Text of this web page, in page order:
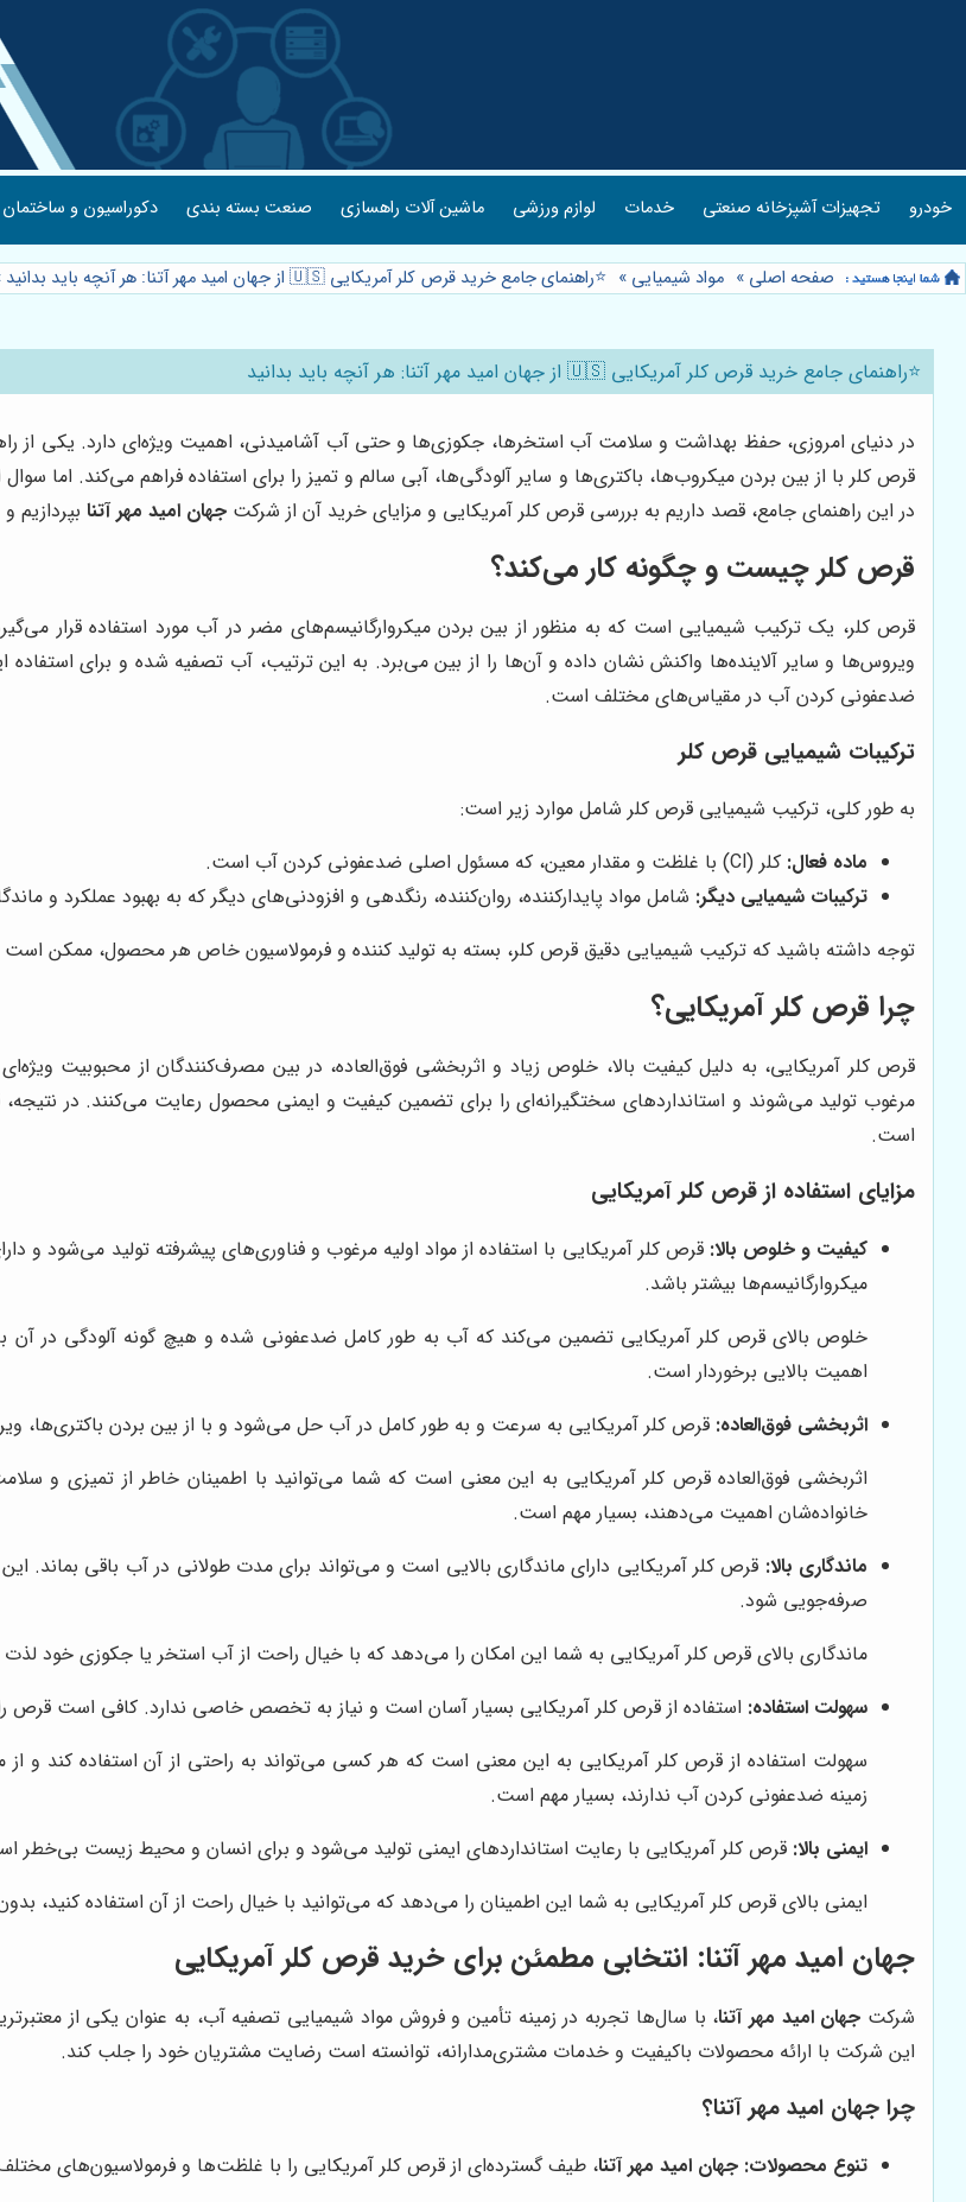
خودرو تجهیزات آشپزخانه صنعتی خدمات لوازم ورزشی ماشین آلات راهسازی صنعت بسته بندی دکوراسیون و ساختمان
صفحه اصلی » مواد شیمیایی » ⭐️راهنمای جامع خرید قرص کلر آمریکایی 🇺🇸 از جهان امید مهر آتنا: هر آنچه باید بدانید
⭐️راهنمای جامع خرید قرص کلر آمریکایی 🇺🇸 از جهان امید مهر آتنا: هر آنچه باید بدانید
در دنیای امروزی، حفظ بهداشت و سلامت آب استخرها، جکوزی‌ها و حتی آب آشامیدنی، اهمیت ویژه‌ای دارد. یکی از
قرص کلر با از بین بردن میکروب‌ها، باکتری‌ها و سایر آلودگی‌ها، آبی سالم و تمیز را برای استفاده فراهم می‌کند. اما
در این راهنمای جامع، قصد داریم به بررسی قرص کلر آمریکایی و مزایای خرید آن از شرکت جهان امید مهر آتنابپردازیم
قرص کلر چیست و چگونه کار می‌کند؟
قرص کلر، یک ترکیب شیمیایی است که به منظور از بین بردن میکروارگانیسم‌های مضر در آب مورد استفاده قرار
ویروس‌ها و سایر آلاینده‌ها واکنش نشان داده و آن‌ها را از بین می‌برد. به این ترتیب، آب تصفیه شده و برای
ضدعفونی کردن آب در مقیاس‌های مختلف است.
ترکیبات شیمیایی قرص کلر
به طور کلی، ترکیب شیمیایی قرص کلر شامل موارد زیر است:
ماده فعال: کلر (Cl) با غلظت و مقدار معین، که مسئول اصلی ضدعفونی کردن آب است.
ترکیبات شیمیایی دیگر: شامل مواد پایدار‌کننده، روان‌کننده، رنگدهی و افزودنی‌های دیگر که به بهبود عملکرد و
توجه داشته باشید که ترکیب شیمیایی دقیق قرص کلر، بسته به تولید کننده و فرمولاسیون خاص هر محصول، ممکن
چرا قرص کلر آمریکایی؟
قرص کلر آمریکایی، به دلیل کیفیت بالا، خلوص زیاد و اثربخشی فوق‌العاده، در بین مصرف‌کنندگان از محبوبیت
مرغوب تولید می‌شوند و استانداردهای سختگیرانه‌ای را برای تضمین کیفیت و ایمنی محصول رعایت می‌کنند. در
است.
مزایای استفاده از قرص کلر آمریکایی
کیفیت و خلوص بالا: قرص کلر آمریکایی با استفاده از مواد اولیه مرغوب و فناوری‌های پیشرفته تولید می‌شود
میکروارگانیسم‌ها بیشتر باشد.
خلوص بالای قرص کلر آمریکایی تضمین می‌کند که آب به طور کامل ضدعفونی شده و هیچ گونه آلودگی در آن
اهمیت بالایی برخوردار است.
اثربخشی فوق‌العاده: قرص کلر آمریکایی به سرعت و به طور کامل در آب حل می‌شود و با از بین بردن باکتری‌ها،
اثربخشی فوق‌العاده قرص کلر آمریکایی به این معنی است که شما می‌توانید با اطمینان خاطر از تمیزی و
خانواده‌شان اهمیت می‌دهند، بسیار مهم است.
ماندگاری بالا: قرص کلر آمریکایی دارای ماندگاری بالایی است و می‌تواند برای مدت طولانی در آب باقی
صرفه‌جویی شود.
ماندگاری بالای قرص کلر آمریکایی به شما این امکان را می‌دهد که با خیال راحت از آب استخر یا جکوزی خود
سهولت استفاده: استفاده از قرص کلر آمریکایی بسیار آسان است و نیاز به تخصص خاصی ندارد. کافی است قرص
سهولت استفاده از قرص کلر آمریکایی به این معنی است که هر کسی می‌تواند به راحتی از آن استفاده کند و از
زمینه ضدعفونی کردن آب ندارند، بسیار مهم است.
ایمنی بالا: قرص کلر آمریکایی با رعایت استانداردهای ایمنی تولید می‌شود و برای انسان و محیط زیست بی‌خطر
ایمنی بالای قرص کلر آمریکایی به شما این اطمینان را می‌دهد که می‌توانید با خیال راحت از آن استفاده کنید،
جهان امید مهر آتنا: انتخابی مطمئن برای خرید قرص کلر آمریکایی
شرکت جهان امید مهر آتنا، با سال‌ها تجربه در زمینه تأمین و فروش مواد شیمیایی تصفیه آب، به عنوان یکی از
این شرکت با ارائه محصولات باکیفیت و خدمات مشتری‌مدارانه، توانسته است رضایت مشتریان خود را جلب کند.
چرا جهان امید مهر آتنا؟
تنوع محصولات: جهان امید مهر آتنا، طیف گسترده‌ای از قرص کلر آمریکایی را با غلظت‌ها و فرمولاسیون‌های